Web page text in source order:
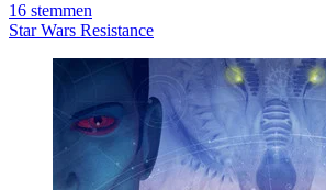
16 stemmen
Star Wars Resistance